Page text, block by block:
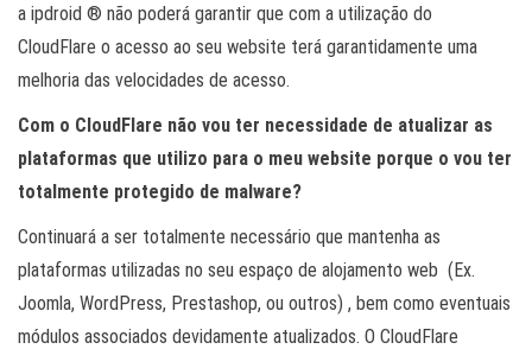
a ipdroid ® não poderá garantir que com a utilização do
CloudFlare o acesso ao seu website terá garantidamente uma
melhoria das velocidades de acesso.
Com o CloudFlare não vou ter necessidade de atualizar as
plataformas que utilizo para o meu website porque o vou ter
totalmente protegido de malware?
Continuará a ser totalmente necessário que mantenha as
plataformas utilizadas no seu espaço de alojamento web (Ex.
Joomla, WordPress, Prestashop, ou outros) , bem como eventuais
módulos associados devidamente atualizados. O CloudFlare